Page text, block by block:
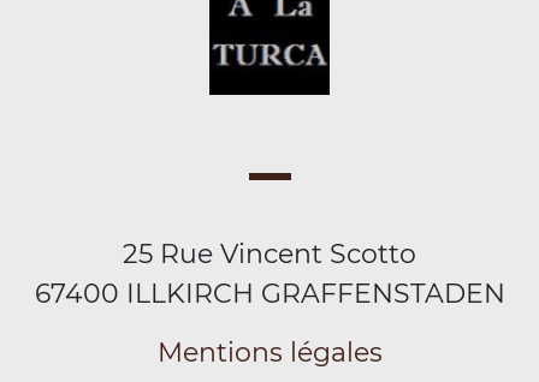
25 Rue Vincent Scotto
67400 ILLKIRCH GRAFFENSTADEN
Mentions légales